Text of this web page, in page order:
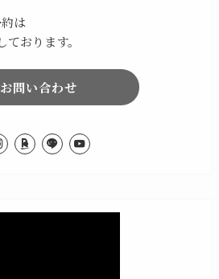
は
おります。
お問い合わせ